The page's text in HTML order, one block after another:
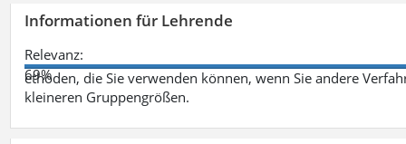
Informationen für Lehrende
Relevanz:
69%
ethoden, die Sie verwenden können, wenn Sie andere
kleineren Gruppengrößen.